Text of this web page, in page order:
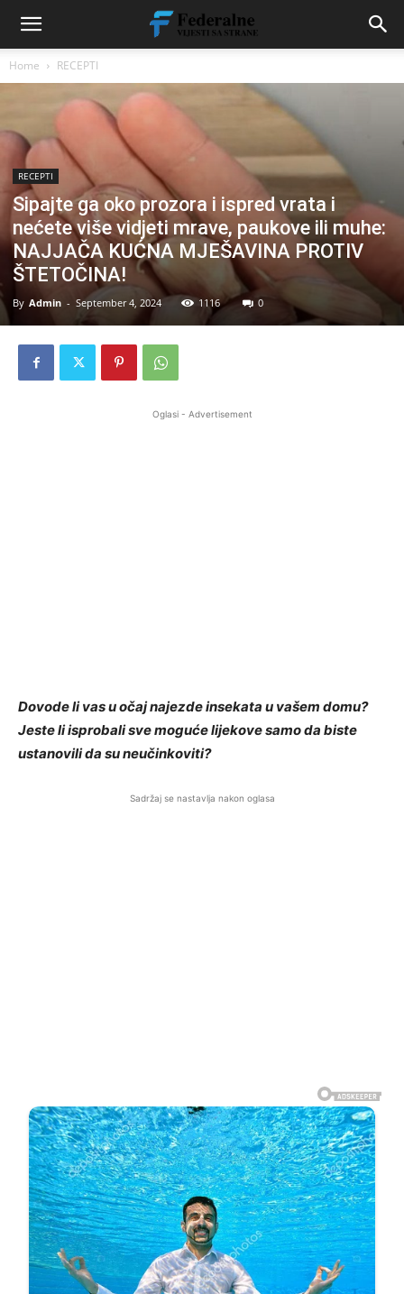
Home RECEPTI
RECEPTI
Sipajte ga oko prozora i ispred vrata i
nećete više vidjeti mrave, paukove ili muhe:
NAJJAČA KUĆNA MJEŠAVINA PROTIV
ŠTETOČINA!
By Admin - September 4, 2024 1116 0
Oglasi - Advertisement
Dovode li vas u očaj najezde insekata u vašem domu?
Jeste li isprobali sve moguće lijekove samo da biste
ustanovili da su neučinkoviti?
Sadržaj se nastavlja nakon oglasa